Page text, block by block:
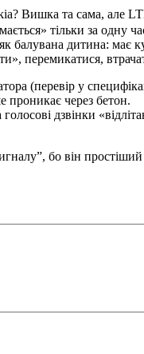
Вишка та сама, але
тільки за
дитина: має
перемикатися,
(перевір у
проникає через бетон.
дзвінки
бо він